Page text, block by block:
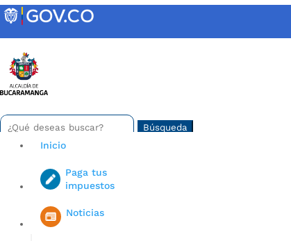
Skip
to
Buscar:
Search
for...
Iniciar sesión en gov co
Inicio
Paga tus
impuestos
Noticias